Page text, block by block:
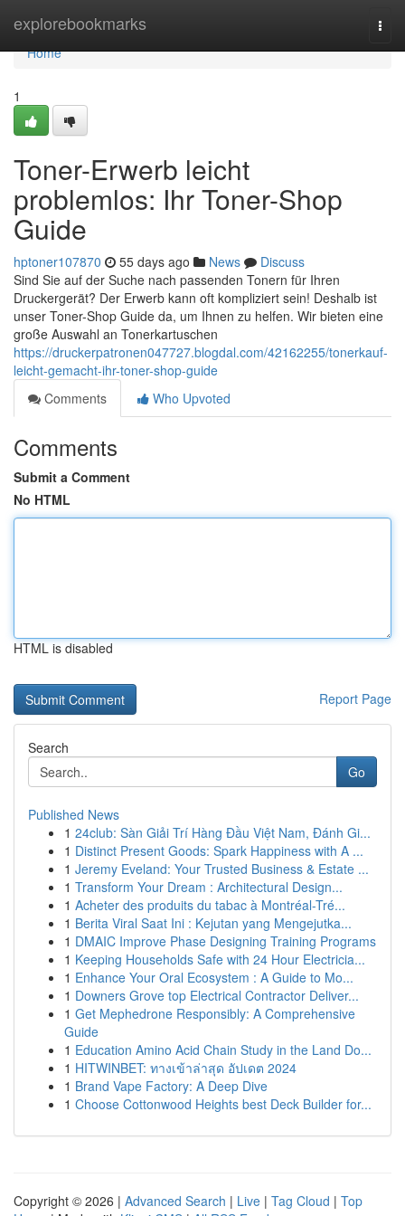
explorebookmarks
Home
Home
1
Toner-Erwerb leicht
problemlos: Ihr Toner-Shop
Guide
hptoner107870 55 days ago News
Discuss
Sind Sie auf der Suche nach passenden Tonern für Ihren
Druckergerät? Der Erwerb kann oft kompliziert sein! Deshalb ist
unser Toner-Shop Guide da, um Ihnen zu helfen. Wir bieten eine
große Auswahl an Tonerkartuschen
https://druckerpatronen047727.blogdal.com/42162255/tonerkauf-
leicht-gemacht-ihr-toner-shop-guide
Comments
Who Upvoted
Comments
Submit a Comment
No HTML
HTML is disabled
Report Page
Search
Go
Published News
1 24club: Sàn Giải Trí Hàng Đầu Việt Nam, Đánh Gi...
1 Distinct Present Goods: Spark Happiness with A ...
1 Jeremy Eveland: Your Trusted Business & Estate ...
1 Transform Your Dream : Architectural Design...
1 Acheter des produits du tabac à Montréal-Tré...
1 Berita Viral Saat Ini : Kejutan yang Mengejutka...
1 DMAIC Improve Phase Designing Training Programs
1 Keeping Households Safe with 24 Hour Electricia...
1 Enhance Your Oral Ecosystem : A Guide to Mo...
1 Downers Grove top Electrical Contractor Deliver...
1 Get Mephedrone Responsibly: A Comprehensive
Guide
1 Education Amino Acid Chain Study in the Land Do...
1 HITWINBET: ทางเข้าล่าสุด อัปเดต 2024
1 Brand Vape Factory: A Deep Dive
1 Choose Cottonwood Heights best Deck Builder for...
Copyright © 2026 | Advanced Search | Live | Tag Cloud | Top